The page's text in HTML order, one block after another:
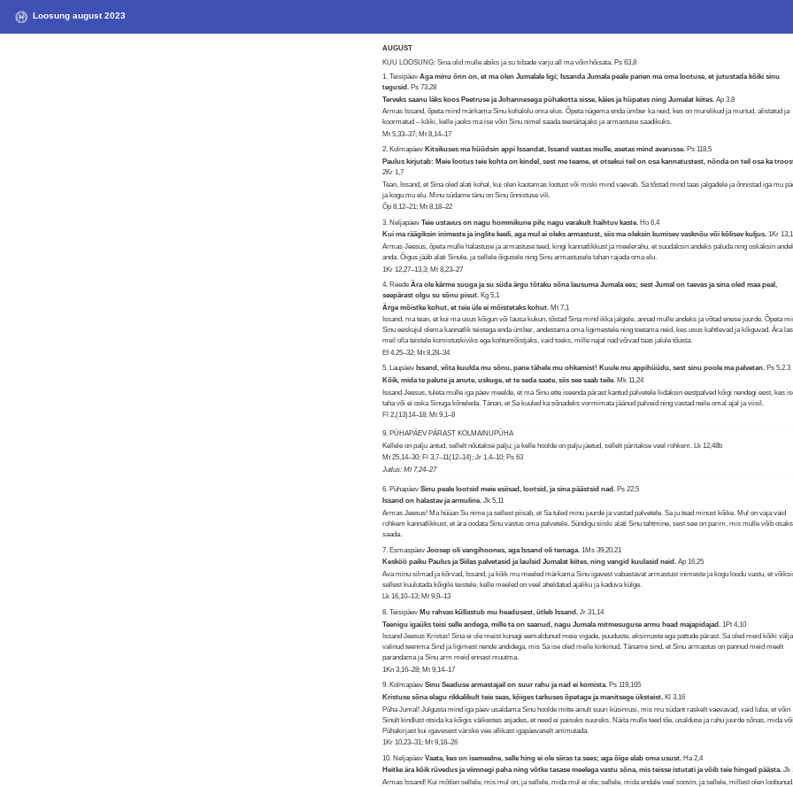
Loosung august 2023
AUGUST
KUU LOOSUNG: Sina olid mulle abiks ja su tiibade varju all ma võin hõisata. Ps 63,8
1. TeisipäevAga minu õnn on, et ma olen Jumalale ligi; Issanda Jumala peale panen ma oma lootuse, et jutustada kõiki sinu
tegusid. Ps 73,28
Terveks saanu läks koos Peetruse ja Johannesega pühakotta sisse, käies ja hüpates ning Jumalat kiites.Ap 3,8
Armas Issand, õpeta mind märkama Sinu kohalolu oma elus. Õpeta nägema enda ümber ka neid, kes on murelikud ja murtud, alistatud ja
koormatud – kõiki, kelle jaoks ma ise võin Sinu nimel saada teenäitajaks ja armastuse saadikuks.
Mt 5,33–37; Mt 8,14–17
2. Kolmapäev Kitsikuses ma hüüdsin appi Issandat, Issand vastas mulle, asetas mind avarusse. Ps 118,5
Paulus kirjutab: Meie lootus teie kohta on kindel, sest me teame, et otsekui teil on osa kannatustest, nõnda on teil osa ka
2Kr 1,7
Tean, Issand, et Sina oled alati kohal, kui olen kaotamas lootust või miski mind vaevab. Sa tõstad mind taas jalgadele ja õnnistad iga mu
ja kogu mu elu. Minu südame tänu on Sinu õnnistuse vili.
Õp 8,12–21; Mt 8,18–22
3. NeljapäevTeie ustavus on nagu hommikune pilv, nagu varakult haihtuv kaste. Ho 6,4
Kui ma räägiksin inimeste ja inglite keeli, aga mul ei oleks armastust, siis ma oleksin kumisev vasknõu või kõlisev kuljus.1Kr 13,1
Armas Jeesus, õpeta mulle halastuse ja armastuse teed, kingi kannatlikkust ja meelerahu, et suudaksin andeks paluda ning oskaksin
anda. Õigus jääb alati Sinule, ja sellele õigusele ning Sinu armastusele tahan rajada oma elu.
1Kr 12,27–13,3; Mt 8,23–27
4. ReedeÄra ole kärme suuga ja su süda ärgu tõtaku sõna lausuma Jumala ees; sest Jumal on taevas ja sina oled maa peal,
seepärast olgu su sõnu pisut. Kg 5,1
Ärge mõistke kohut, et teie üle ei mõistetaks kohut. Mt 7,1
Issand, ma tean, et kui ma usus kõigun või lausa kukun, tõstad Sina mind ikka jalgele, annad mulle andeks ja võtad enese juurde. Õpeta
Sinu eeskujul olema kannatlik teistega enda ümber, andestama oma ligimestele ning toetama neid, kes usus kahtlevad ja kõiguvad. Ära
meil olla teistele komistuskiviks ega kohtumõistjaks, vaid toeks, mille najal nad võivad taas jalule tõusta.
Ef 4,25–32; Mt 8,28–34
5. Laupäev Issand, võta kuulda mu sõnu, pane tähele mu ohkamist! Kuule mu appihüüdu, sest sinu poole ma palvetan. Ps 5,2.3
Kõik, mida te palute ja anute, uskuge, et te seda saate, siis see saab teile. Mk 11,24
Issand Jeesus, tuleta mulle iga päev meelde, et ma Sinu ette iseenda pärast kantud palvetele liidaksin eestpalved kõigi nendegi eest, kes
taha või ei oska Sinuga kõneleda. Tänan, et Sa kuuled ka sõnadeks vormimata jäänud palveid ning vastad neile omal ajal ja viisil.
Fl 2,(13)14–18; Mt 9,1–8
9. PÜHAPÄEV PÄRAST KOLMAINUPÜHA
Kellele on palju antud, sellelt nõutakse palju; ja kelle hoolde on palju jäetud, sellelt päritakse veel rohkem. Lk 12,48b
Mt 25,14–30; Fl 3,7–11(12–14); Jr 1,4–10; Ps 63
Jutlus: Mt 7,24–27
6. PühapäevSinu peale lootsid meie esiisad, lootsid, ja sina päästsid nad. Ps 22,5
Issand on halastav ja armuline.Jk 5,11
Armas Jeesus! Ma hüüan Su nime ja sellest piisab, et Sa tuled minu juurde ja vastad palvetele. Sa ju tead minust kõike. Mul on vaja vaid
rohkem kannatlikkust, et ära oodata Sinu vastus oma palvetele. Sündigu siiski alati Sinu tahtmine, sest see on parim, mis mulle võib osaks
saada.
7. EsmaspäevJoosep oli vangihoones, aga Issand oli temaga.1Ms 39,20.21
Kesköö paiku Paulus ja Siilas palvetasid ja laulsid Jumalat kiites, ning vangid kuulasid neid.Ap 16,25
Ava minu silmad ja kõrvad, Issand, ja kõik mu meeled märkama Sinu igavest vabastavat armastust inimeste ja kogu loodu vastu, et
sellest kuulutada kõigile teistele, kelle meeled on veel aheldatud ajaliku ja kaduva külge.
Lk 16,10–13; Mt 9,9–13
8. Teisipäev Mu rahvas küllastub mu headusest, ütleb Issand.Jr 31,14
Teenigu igaüks teisi selle andega, mille ta on saanud, nagu Jumala mitmesuguse armu head majapidajad.1Pt 4,10
Issand Jeesus Kristus! Sina ei ole meist kunagi eemaldunud meie vigade, puuduste, eksimuste ega pattude pärast. Sa oled meid kõiki välja
valinud teenima Sind ja ligimest nende andidega, mis Sa ise oled meile kinkinud. Täname sind, et Sinu armastus on pannud meid meelt
parandama ja Sinu arm meid ennast muutma.
1Kn 3,16–28; Mt 9,14–17
9. KolmapäevSinu Seaduse armastajail on suur rahu ja nad ei komista. Ps 119,165
Kristuse sõna elagu rikkalikult teie seas, kõiges tarkuses õpetage ja manitsege üksteist. Kl 3,16
Püha Jumal! Julgusta mind iga päev usaldama Sinu hoolde mitte ainult suuri küsimusi, mis mu südant raskelt vaevavad, vaid luba, et võin
Sinult kindlust otsida ka kõigis väikestes asjades, et need ei paisuks suureks. Näita mulle teed tõe, usalduse ja rahu juurde sõnas, mida
Pühakirjast kui igavesest värske vee allikast igapäevaselt ammutada.
1Kr 10,23–31; Mt 9,18–26
10. NeljapäevVaata, kes on isemeelne, selle hing ei ole siiras ta sees; aga õige elab oma usust. Ha 2,4
Heitke ära kõik rüvedus ja viimnegi paha ning võtke tasase meelega vastu sõna, mis teisse istutati ja võib teie hinged päästa.Jk
Armas Issand! Kui mõtlen sellele, mis mul on, ja sellele, mida mul ei ole; sellele, mida endale veel soovin, ja sellele, millest olen